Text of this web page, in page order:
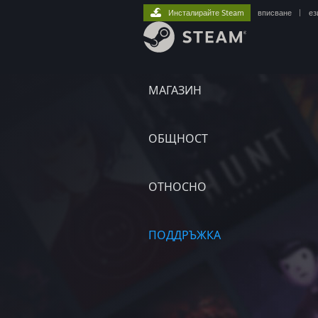
МАГАЗИН
ОБЩНОСТ
ОТНОСНО
ПОДДРЪЖКА
Инсталирайте Steam вписване